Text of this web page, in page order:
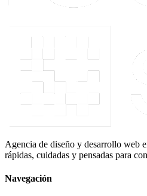
Agencia de diseño y desarrollo web
rápidas, cuidadas y pensadas para
Navegación